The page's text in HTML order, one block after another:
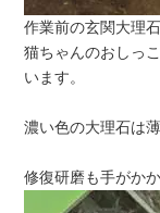
作業前の玄関大理石
猫ちゃんのおしっ
います。
濃い色の大理石は
修復研磨も手がかか